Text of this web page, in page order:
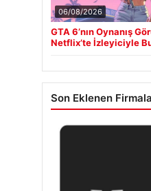
06/08/2026
GTA 6’nın Oynanış
Netflix’te İzleyiciyle
Son Eklenen